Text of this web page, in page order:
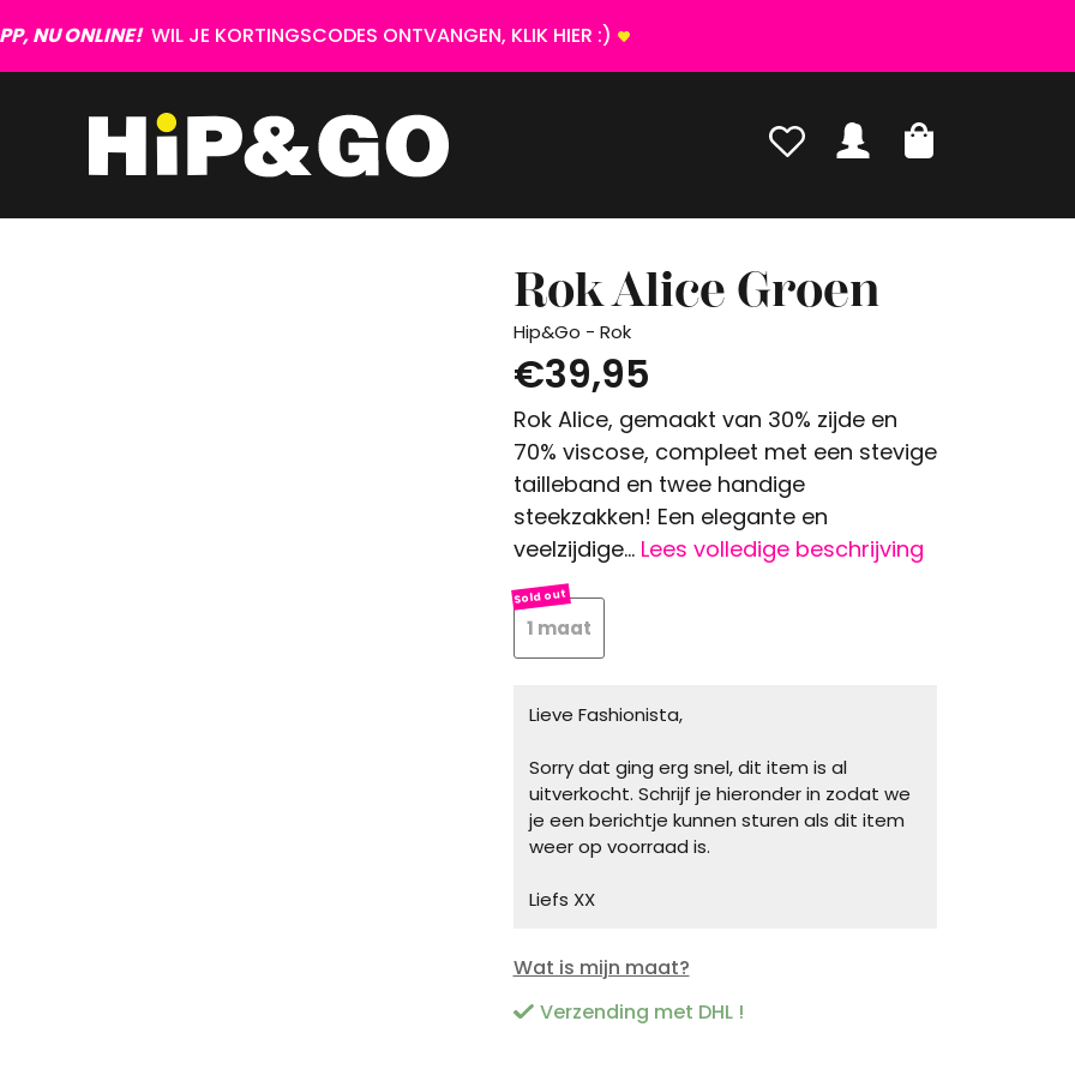
NU ONLINE! WIL JE KORTINGSCODES ONTVANGEN, KLIK HIER :)
Rok Alice Groen
Hip&Go - Rok
€39,95
Rok Alice, gemaakt van 30% zijde en
70% viscose, compleet met een stevige
tailleband en twee handige
steekzakken! Een elegante en
veelzijdige... Lees volledige beschrijving
1 maat
Lieve Fashionista,
Sorry dat ging erg snel, dit item is al
uitverkocht. Schrijf je hieronder in zodat we
je een berichtje kunnen sturen als dit item
weer op voorraad is.
Liefs XX
Wat is mijn maat?
Verzending met DHL !